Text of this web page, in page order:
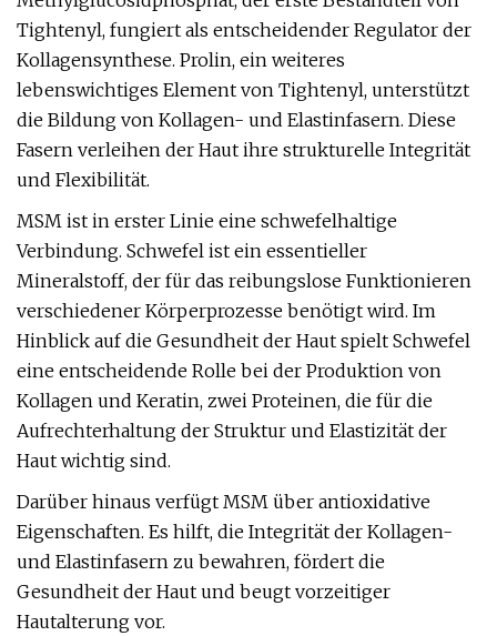
Tightenyl, fungiert als entscheidender Regulator der
Kollagensynthese. Prolin, ein weiteres
lebenswichtiges Element von Tightenyl, unterstützt
die Bildung von Kollagen- und Elastinfasern. Diese
Fasern verleihen der Haut ihre strukturelle Integrität
und Flexibilität.
MSM ist in erster Linie eine schwefelhaltige
Verbindung. Schwefel ist ein essentieller
Mineralstoff, der für das reibungslose Funktionieren
verschiedener Körperprozesse benötigt wird. Im
Hinblick auf die Gesundheit der Haut spielt Schwefel
eine entscheidende Rolle bei der Produktion von
Kollagen und Keratin, zwei Proteinen, die für die
Aufrechterhaltung der Struktur und Elastizität der
Haut wichtig sind.
Darüber hinaus verfügt MSM über antioxidative
Eigenschaften. Es hilft, die Integrität der Kollagen-
und Elastinfasern zu bewahren, fördert die
Gesundheit der Haut und beugt vorzeitiger
Hautalterung vor.